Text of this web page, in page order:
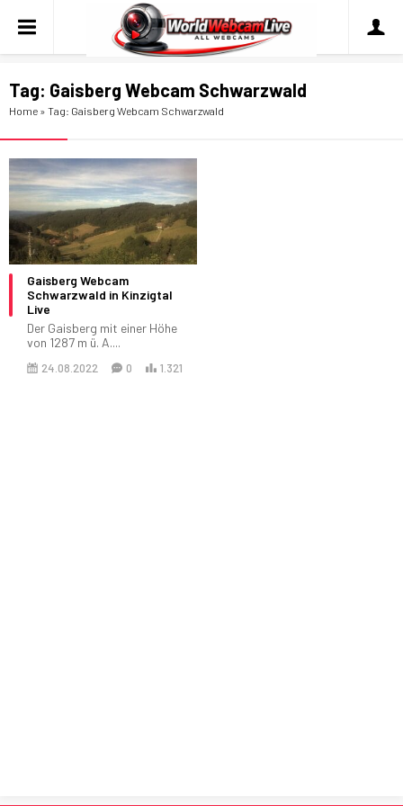
Tag: Gaisberg Webcam Schwarzwald
Home » Tag: Gaisberg Webcam Schwarzwald
Gaisberg Webcam
Schwarzwald in Kinzigtal
Live
Der Gaisberg mit einer Höhe
von 1287 m ü. A....
24.08.2022 0 1.321